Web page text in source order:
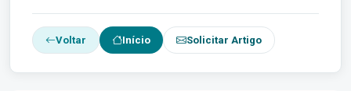
Voltar Início Solicitar Artigo